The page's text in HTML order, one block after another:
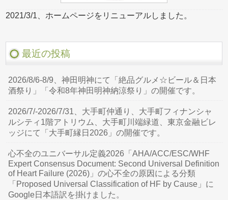
2021/3/1、ホームページをリニューアルしました。
最近の投稿
2026/8/6-8/9、神田明神にて「絶品グルメ☆ビール＆日本
酒祭り」「令和8年神田明神納涼祭り」の開催です。
2026/7/-2026/7/31、大手町仲通り、大手町フィナンシャ
ルシティ1階アトリウム、大手町川端緑道、東京金融ビレ
ッジにて「大手町縁日2026」の開催です。
心不全のユニバーサル定義2026「AHA/ACC/ESC/WHF
Expert Consensus Document: Second Universal Definition
of Heart Failure (2026)」の心不全の原因による分類
「Proposed Universal Classification of HF by Cause」に
Google日本語訳を掛けました。